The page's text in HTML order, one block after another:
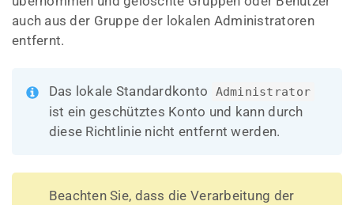
auch aus der Gruppe der lokalen Administratoren
entfernt.
Das lokale Standardkonto Administrator
ist ein geschütztes Konto und kann durch
diese Richtlinie nicht entfernt werden.
Beachten Sie, dass die Verarbeitung der